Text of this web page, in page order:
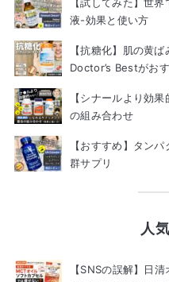
液-効果と使い方
【抗糖化】肌の黄
Doctor’s Bestがお
【シナールより効
の組み合わせ
【おすすめ】タン
群サプリ
人
【SNSの誤解】日